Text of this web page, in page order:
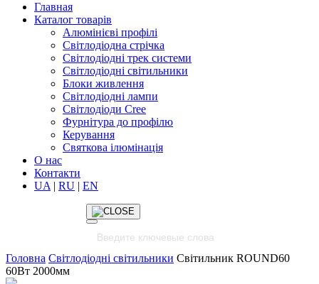
Главная
Каталог товарів
Алюмінієві профілі
Світлодіодна стрічка
Світлодіодні трек системи
Світлодіодні світильники
Блоки живлення
Світлодіодні лампи
Світлодіоди Cree
Фурнітура до профілю
Керування
Святкова ілюмінація
О нас
Контакти
UA | RU | EN
Головна Світлодіодні світильники Світильник ROUND60
60Вт 2000мм